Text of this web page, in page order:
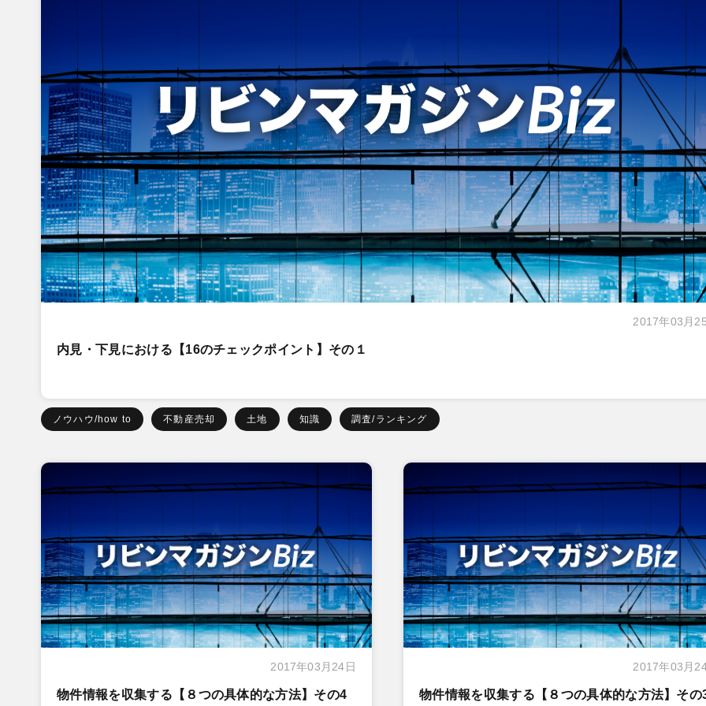
2017年03月
内見・下見における【16のチェックポイント】その１
ノウハウ/how to 不動産売却 土地 知識 調査/ランキング
2017年03月24日
物件情報を収集する【８つの具体的な方法】その4
2017年03月
物件情報を収集する【８つの具体的な方法】その